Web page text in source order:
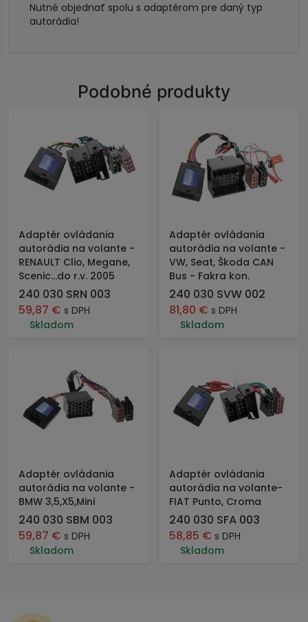
Nutné objednať spolu s adaptérom pre daný typ
autorádia!
Podobné produkty
Adaptér ovládania
autorádia na volante -
RENAULT Clio, Megane,
Scenic...do r.v. 2005
240 030 SRN 003
59,87 € s DPH
Skladom
Adaptér ovládania
autorádia na volante -
VW, Seat, Škoda CAN
Bus - Fakra kon.
240 030 SVW 002
81,80 € s DPH
Skladom
Adaptér ovládania
autorádia na volante -
BMW 3,5,X5,Mini
240 030 SBM 003
59,87 € s DPH
Skladom
Adaptér ovládania
autorádia na volante-
FIAT Punto, Croma
240 030 SFA 003
58,85 € s DPH
Skladom